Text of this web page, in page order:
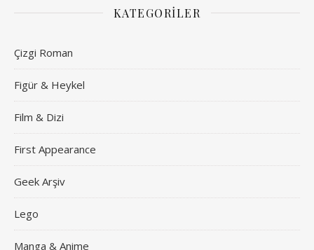
KATEGORILER
Çizgi Roman
Figür & Heykel
Film & Dizi
First Appearance
Geek Arşiv
Lego
Manga & Anime